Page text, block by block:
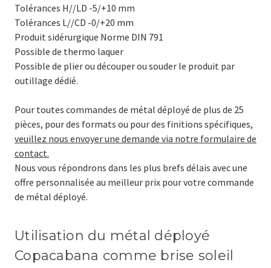
Tolérances H//LD -5/+10 mm
Tolérances L//CD -0/+20 mm
Produit sidérurgique Norme DIN 791
Possible de thermo laquer
Possible de plier ou découper ou souder le produit par
outillage dédié.
Pour toutes commandes de métal déployé de plus de 25
pièces, pour des formats ou pour des finitions spécifiques,
veuillez nous envoyer une demande via notre formulaire de
contact.
Nous vous répondrons dans les plus brefs délais avec une
offre personnalisée au meilleur prix pour votre commande
de métal déployé.
Utilisation du métal déployé
Copacabana comme brise soleil